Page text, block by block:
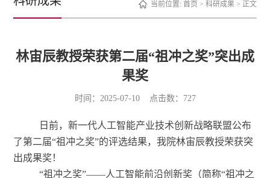
当前位置: 首页 > 科研成果> 正文
林宙辰教授荣获第二届“祖冲之奖”突出成
果奖
时间：2025-07-10 点击数： 727
日前，新一代人工智能产业技术创新战略联盟公布
了第二届“祖冲之奖”的评选结果，我院林宙辰教授荣获突
出成果奖！
“祖冲之奖”――人工智能前沿创新奖（简称“祖冲之